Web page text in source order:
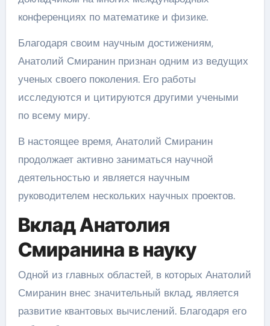
конференциях по математике и физике.
Благодаря своим научным достижениям,
Анатолий Смиранин признан одним из ведущих
ученых своего поколения. Его работы
исследуются и цитируются другими учеными
по всему миру.
В настоящее время, Анатолий Смиранин
продолжает активно заниматься научной
деятельностью и является научным
руководителем нескольких научных проектов.
Вклад Анатолия
Смиранина в науку
Одной из главных областей, в которых Анатолий
Смиранин внес значительный вклад, является
развитие квантовых вычислений. Благодаря его